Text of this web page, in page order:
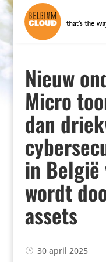
Nieuw
Micro
dan
in België
wordt
assets
30 april 2025